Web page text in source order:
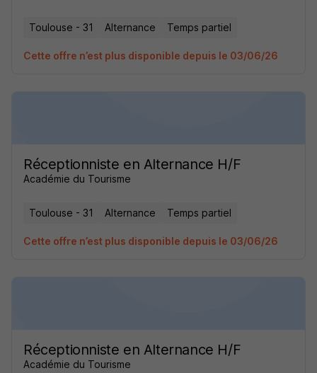
Toulouse - 31 Alternance Temps partiel
Cette offre n’est plus disponible depuis le 03/06/26
Réceptionniste en Alternance H/F
Académie du Tourisme
Toulouse - 31 Alternance Temps partiel
Cette offre n’est plus disponible depuis le 03/06/26
Réceptionniste en Alternance H/F
Académie du Tourisme